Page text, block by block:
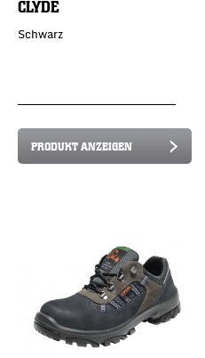
CLYDE
Schwarz
PRODUKT ANZEIGEN